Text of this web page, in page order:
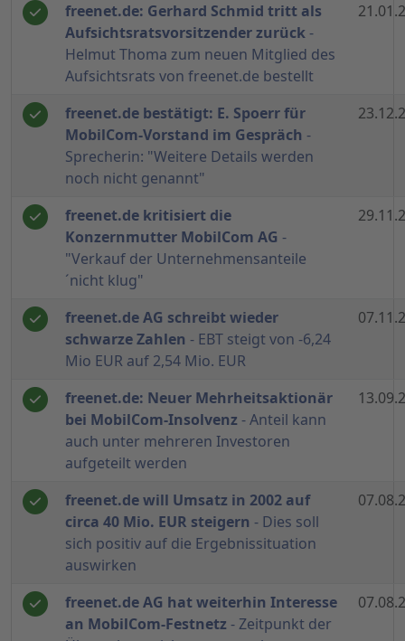
freenet.de: Gerhard Schmid tritt als
Aufsichtsratsvorsitzender zurück-
Helmut Thoma zum neuen Mitglied des
Aufsichtsrats von freenet.de bestellt
freenet.de bestätigt: E. Spoerr für
MobilCom-Vorstand im Gespräch -
Sprecherin: "Weitere Details werden
noch nicht genannt"
freenet.de kritisiert die
Konzernmutter MobilCom AG -
"Verkauf der Unternehmensanteile
´nicht klug"
freenet.de AG schreibt wieder
schwarze Zahlen - EBT steigt von -6,24
Mio EUR auf 2,54 Mio. EUR
freenet.de: Neuer Mehrheitsaktionär
bei MobilCom-Insolvenz - Anteil kann
auch unter mehreren Investoren
aufgeteilt werden
freenet.de will Umsatz in 2002 auf
circa 40 Mio. EUR steigern - Dies soll
sich positiv auf die Ergebnissituation
auswirken
freenet.de AG hat weiterhin Interesse
an MobilCom-Festnetz - Zeitpunkt der